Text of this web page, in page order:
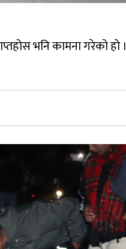
भनि कामना गरेको हो ।